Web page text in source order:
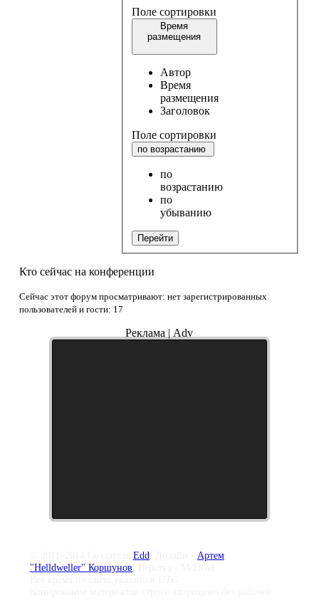
Поле сортировки
Время
размещения
Автор
Время
размещения
Заголовок
Поле сортировки
по возрастанию
по
возрастанию
по
убыванию
Перейти
Кто сейчас на конференции
Сейчас этот форум просматривают: нет зарегистрированных
пользователей и гости: 17
Реклама | Adv
Edd, Дизайн - Артем
"Helldweller" Коршунов